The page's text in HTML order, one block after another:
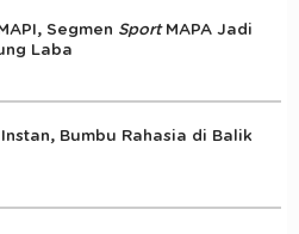
Segmen Sport MAPA Jadi
Laba
Bumbu Rahasia di Balik